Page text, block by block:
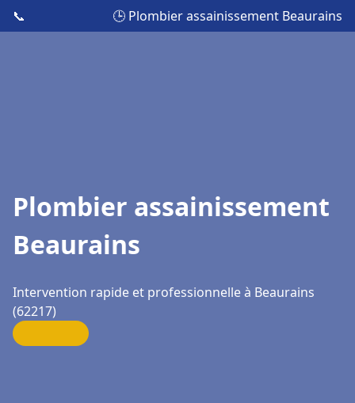
📞 🕒 Plombier assainissement Beaurains
Plombier assainissement
Beaurains
Intervention rapide et professionnelle à Beaurains
(62217)